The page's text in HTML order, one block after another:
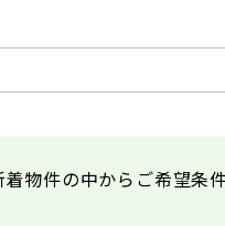
物件の中からご希望条